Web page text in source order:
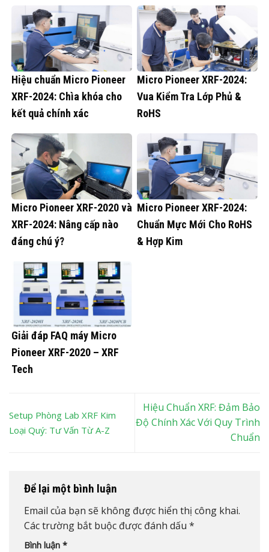
Hiệu chuẩn Micro Pioneer
XRF-2024: Chìa khóa cho
kết quả chính xác
Micro Pioneer XRF-2024:
Vua Kiểm Tra Lớp Phủ &
RoHS
Micro Pioneer XRF-2020 và
XRF-2024: Nâng cấp nào
đáng chú ý?
Micro Pioneer XRF-2024:
Chuẩn Mực Mới Cho RoHS
& Hợp Kim
Giải đáp FAQ máy Micro
Pioneer XRF-2020 – XRF
Tech
Setup Phòng Lab XRF Kim
Loại Quý: Tư Vấn Từ A-Z
Hiệu Chuẩn XRF: Đảm Bảo
Độ Chính Xác Với Quy Trình
Chuẩn
Để lại một bình luận
Email của bạn sẽ không được hiển thị công khai.
Các trường bắt buộc được đánh dấu *
Bình luận *